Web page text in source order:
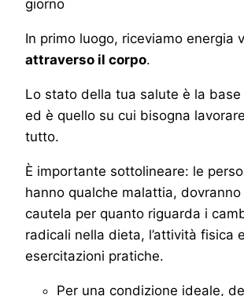
In primo luogo, riceviamo energia
attraverso il corpo.
Lo stato della tua salute è la base
ed è quello su cui bisogna
tutto.
È importante sottolineare: le
hanno qualche malattia,
cautela per quanto riguarda i
radicali nella dieta, l’attività fisica
esercitazioni pratiche.
Per una condizione ideale,